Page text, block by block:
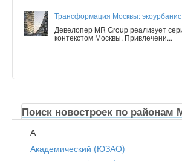
Трансформация Москвы:
Девелопер MR Group реализует
контекстом Москвы. Привлечени...
Поиск новостроек по районам
А
Академический (ЮЗАО)